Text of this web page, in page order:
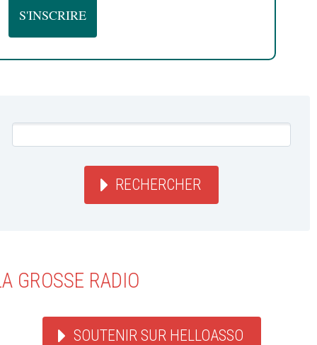
RECHERCHER
GROSSE RADIO
SOUTENIR SUR HELLOASSO